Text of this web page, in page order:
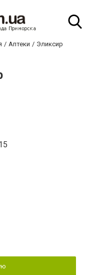
Аптеки Эликсир